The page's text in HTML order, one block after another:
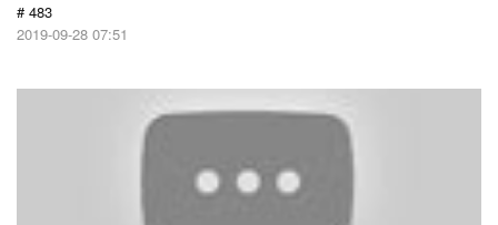
# 483
2019-09-28 07:51